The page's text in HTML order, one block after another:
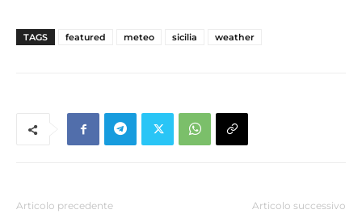
TAGS featured meteo sicilia weather
Articolo precedente Articolo successivo